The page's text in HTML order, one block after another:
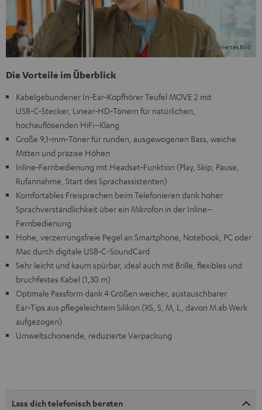
Die Vorteile im Überblick
Kabelgebundener In‑Ear‑Kopfhörer Teufel MOVE 2 mit
USB‑C‑Stecker, Linear‑HD‑Tönern für natürlichen,
hochauflösenden HiFi–Klang
Große 9,1‑mm‑Töner für runden, ausgewogenen Bass, weiche
Mitten und präzise Höhen
Inline‑Fernbedienung mit Headset‑Funktion (Play, Skip, Pause,
Rufannahme, Start des Sprachassistenten)
Komfortables Freisprechen beim Telefonieren dank hoher
Sprachverständlichkeit über ein Mikrofon in der Inline–
Fernbedienung
Hohe, verzerrungsfreie Pegel an Smartphone, Notebook, PC oder
Mac durch digitale USB‑C-SoundCard
Sehr leicht und kaum spürbar, ideal auch mit Brille, flexibles und
bruchfestes Kabel (1,30 m)
Optimale Passform dank 4 Größen weicher, austauschbarer
Ear‑Tips aus pflegeleichtem Silikon (XS, S, M, L, davon M ab Werk
aufgezogen)
Umweltschonende, reduzierte Verpackung
Lass dich telefonisch beraten